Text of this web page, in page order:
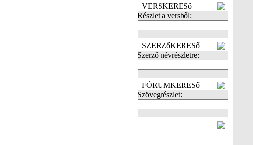
VERSKERESő
Részlet a versből:
SZERZőKERESő
Szerző névrészletre:
FÓRUMKERESő
Szövegrészlet: